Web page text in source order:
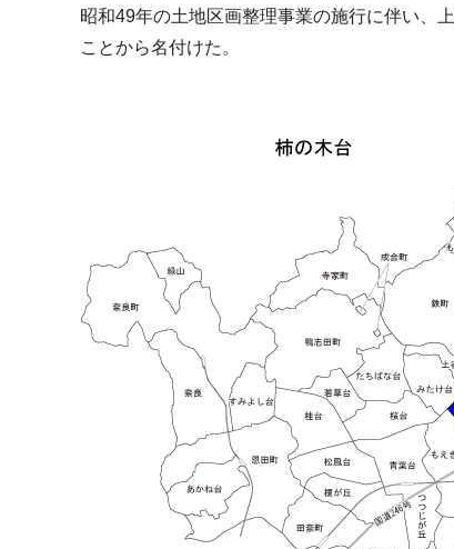
昭和49年の土地区画整理事業の施行に伴い、
ことから名付けた。